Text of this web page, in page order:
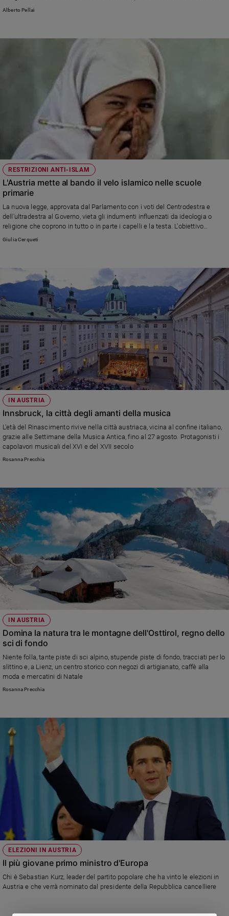
Ambiente
Migranti
Diversità
e
inclusione
Costume
Cultura
e
spettacoli
Sanremo
Musica
Famiglia
educazione
Genitori
e
figli
Nonni
Coppia
Scuola
Adolescenza
Bioetica
Vai
Riflessioni
Video
Podcast
siamo
Redazione
Social
disponibilità di armi ad uso privato e l’incapacità della famiglia di chiedere
Alberto Pellai
RESTRIZIONI ANTI-ISLAM
L'Austria mette al bando il velo islamico nelle scuole
primarie
La nuova legge, approvata dal Parlamento con i voti del Centrodestra e
dell'ultradestra al Governo, vieta gli indumenti influenzati da ideologia o
religione che coprono in tutto o in parte i capelli e la testa. L'obiettivo
dichiarato della norma è la comunità musulmana.
Giulia Cerqueti
IN AUSTRIA
Innsbruck, la città degli amanti della musica
L'età del Rinascimento rivive nella città austriaca, vicina al confine italiano,
grazie alle Settimane della Musica Antica, fino al 27 agosto. Protagonisti i
capolavori musicali del XVI e del XVII secolo
Rosanna Precchia
IN AUSTRIA
Domina la natura tra le montagne dell'Osttirol, regno dello
sci di fondo
Niente folla, tante piste di sci alpino, stupende piste di fondo, tracciati per lo
slittino e, a Lienz, un centro storico con negozi di artigianato, caffè alla
moda e mercatini di Natale
Rosanna Precchia
ELEZIONI IN AUSTRIA
Il più giovane primo ministro d'Europa
Chi è Sebastian Kurz, leader del partito popolare che ha vinto le elezioni in
Austria e che verrà nominato dal presidente della Repubblica cancelliere